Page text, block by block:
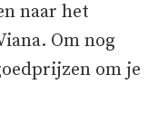
naar het
Om nog
om je